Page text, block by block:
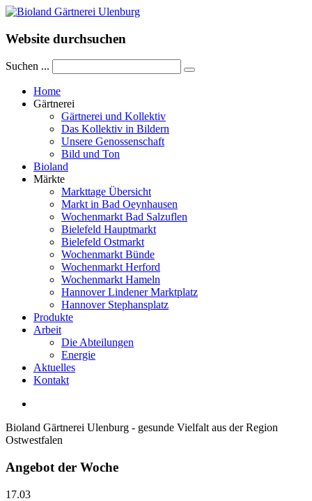
Website durchsuchen
Suchen ...
Home
Gärtnerei
Gärtnerei und Kollektiv
Das Kollektiv in Bildern
Unsere Genossenschaft
Bild und Ton
Bioland
Märkte
Markttage Übersicht
Markt in Bad Oeynhausen
Wochenmarkt Bad Salzuflen
Bielefeld Hauptmarkt
Bielefeld Ostmarkt
Wochenmarkt Bünde
Wochenmarkt Herford
Wochenmarkt Hameln
Hannover Lindener Marktplatz
Hannover Stephansplatz
Produkte
Arbeit
Die Abteilungen
Energie
Aktuelles
Kontakt
Bioland Gärtnerei Ulenburg - gesunde Vielfalt aus der Region
Ostwestfalen
Angebot der Woche
17.03